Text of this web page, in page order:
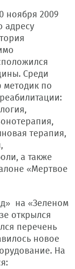
ноября 2009
адресу
Среди
методик по
терапия,
а также
«Мертвое
на «Зеленом
открылся
перечень
новое
На